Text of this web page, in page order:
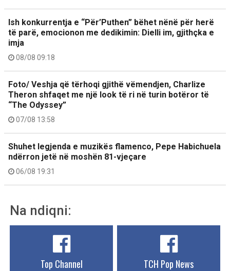
Ish konkurrentja e “Për’Puthen” bëhet nënë për herë
të parë, emocionon me dedikimin: Dielli im, gjithçka e
imja
08/08 09:18
Foto/ Veshja që tërhoqi gjithë vëmendjen, Charlize
Theron shfaqet me një look të ri në turin botëror të
“The Odyssey”
07/08 13:58
Shuhet legjenda e muzikës flamenco, Pepe Habichuela
ndërron jetë në moshën 81-vjeçare
06/08 19:31
Na ndiqni:
Top Channel TCH Pop News